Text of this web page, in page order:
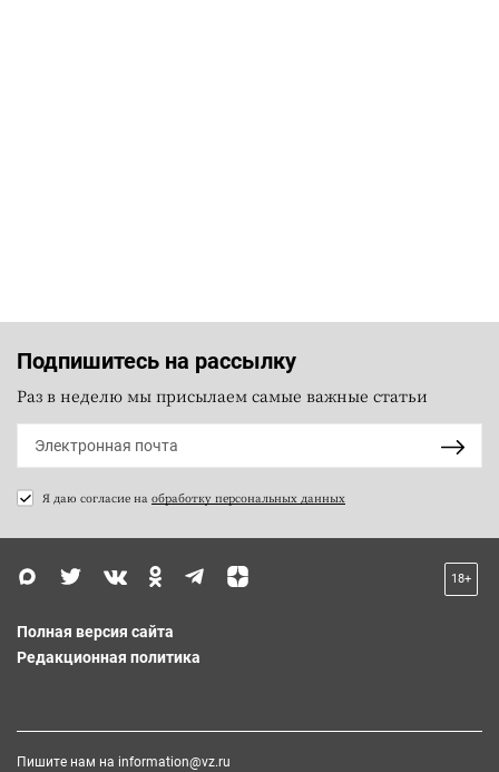
Подпишитесь на рассылку
Раз в неделю мы присылаем самые важные статьи
Я даю согласие на обработку персональных данных
18+
Полная версия сайта
Редакционная политика
Пишите нам на information@vz.ru